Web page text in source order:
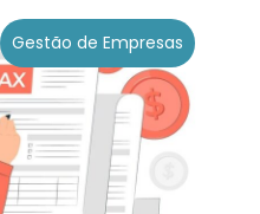
Gestão de Empresas